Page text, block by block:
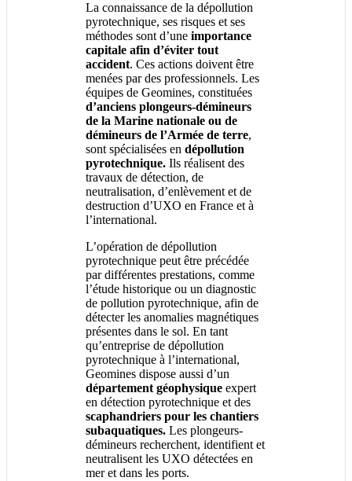
La connaissance de la dépollution
pyrotechnique, ses risques et ses
méthodes sont d’une importance
capitale afin d’éviter tout
accident. Ces actions doivent être
menées par des professionnels. Les
équipes de Geomines, constituées
d’anciens plongeurs-démineurs
de la Marine nationale ou de
démineurs de l’Armée de terre,
sont spécialisées en dépollution
pyrotechnique. Ils réalisent des
travaux de détection, de
neutralisation, d’enlèvement et de
destruction d’UXO en France et à
l’international.
L’opération de dépollution
pyrotechnique peut être précédée
par différentes prestations, comme
l’étude historique ou un diagnostic
de pollution pyrotechnique, afin de
détecter les anomalies magnétiques
présentes dans le sol. En tant
qu’entreprise de dépollution
pyrotechnique à l’international,
Geomines dispose aussi d’un
département géophysique expert
en détection pyrotechnique et des
scaphandriers pour les chantiers
subaquatiques. Les plongeurs-
démineurs recherchent, identifient et
neutralisent les UXO détectées en
mer et dans les ports.